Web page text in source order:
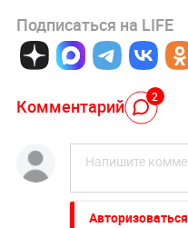
Подписаться на LIFE
Комментарий 2
Авторизоваться